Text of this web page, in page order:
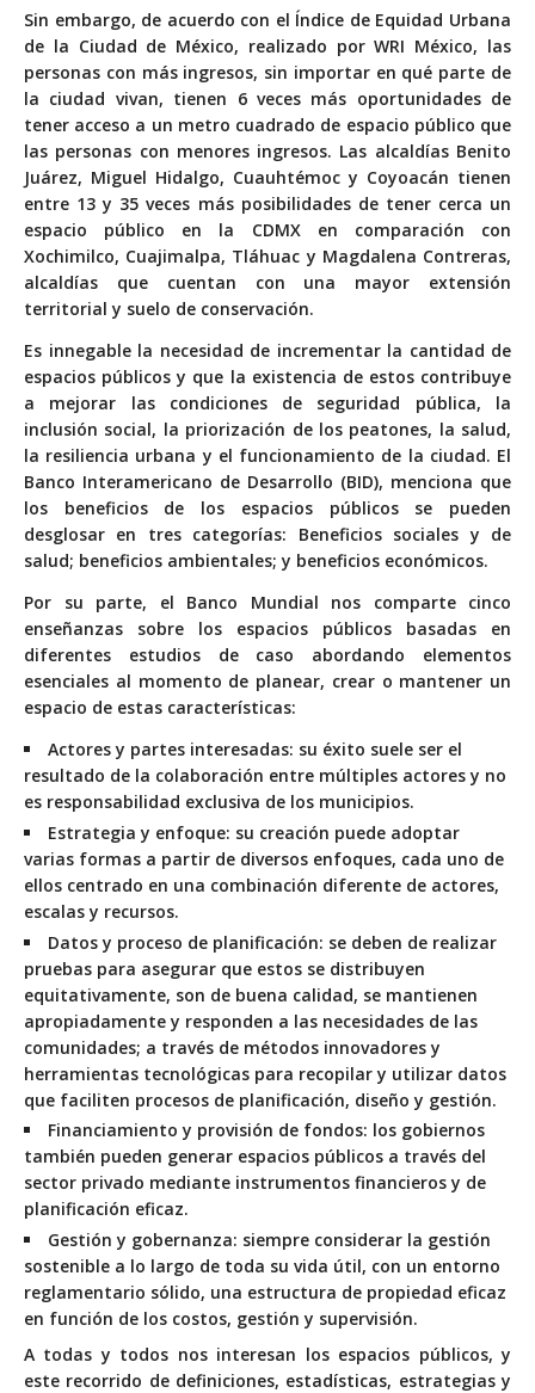
Sin embargo, de acuerdo con el Índice de Equidad Urbana
de la Ciudad de México, realizado por WRI México, las
personas con más ingresos, sin importar en qué parte de
la ciudad vivan, tienen 6 veces más oportunidades de
tener acceso a un metro cuadrado de espacio público que
las personas con menores ingresos. Las alcaldías Benito
Juárez, Miguel Hidalgo, Cuauhtémoc y Coyoacán tienen
entre 13 y 35 veces más posibilidades de tener cerca un
espacio público en la CDMX en comparación con
Xochimilco, Cuajimalpa, Tláhuac y Magdalena Contreras,
alcaldías que cuentan con una mayor extensión
territorial y suelo de conservación.
Es innegable la necesidad de incrementar la cantidad de
espacios públicos y que la existencia de estos contribuye
a mejorar las condiciones de seguridad pública, la
inclusión social, la priorización de los peatones, la salud,
la resiliencia urbana y el funcionamiento de la ciudad. El
Banco Interamericano de Desarrollo (BID), menciona que
los beneficios de los espacios públicos se pueden
desglosar en tres categorías: Beneficios sociales y de
salud; beneficios ambientales; y beneficios económicos.
Por su parte, el Banco Mundial nos comparte cinco
enseñanzas sobre los espacios públicos basadas en
diferentes estudios de caso abordando elementos
esenciales al momento de planear, crear o mantener un
espacio de estas características:
Actores y partes interesadas: su éxito suele ser el
resultado de la colaboración entre múltiples actores y no
es responsabilidad exclusiva de los municipios.
Estrategia y enfoque: su creación puede adoptar
varias formas a partir de diversos enfoques, cada uno de
ellos centrado en una combinación diferente de actores,
escalas y recursos.
Datos y proceso de planificación: se deben de realizar
pruebas para asegurar que estos se distribuyen
equitativamente, son de buena calidad, se mantienen
apropiadamente y responden a las necesidades de las
comunidades; a través de métodos innovadores y
herramientas tecnológicas para recopilar y utilizar datos
que faciliten procesos de planificación, diseño y gestión.
Financiamiento y provisión de fondos: los gobiernos
también pueden generar espacios públicos a través del
sector privado mediante instrumentos financieros y de
planificación eficaz.
Gestión y gobernanza: siempre considerar la gestión
sostenible a lo largo de toda su vida útil, con un entorno
reglamentario sólido, una estructura de propiedad eficaz
en función de los costos, gestión y supervisión.
A todas y todos nos interesan los espacios públicos, y
este recorrido de definiciones, estadísticas, estrategias y